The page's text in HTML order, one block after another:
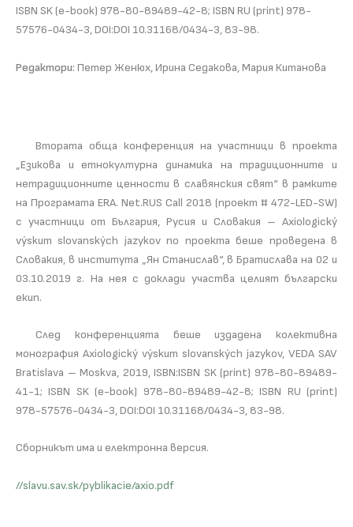
ISBN SK (e-book) 978-80-89489-42-8; ISBN RU (print) 978-
57576-0434-3, DOI:DOI 10.31168/0434-3, 83-98.
Редактори: Петер Женюх, Ирина Седакова, Мария Китанова
Втората обща конференция на участници в проекта
„Езикова и етнокултурна динамика на традиционните и
нетрадиционните ценности в славянския свят“ в рамките
на Програмата ERA. Net.RUS Call 2018 (проект # 472-LED-SW)
с участници от България, Русия и Словакия – Axiologický
výskum slovanských jazykov по проекта беше проведена в
Словакия, в института „Ян Станислав“, в Братислава на 02 и
03.10.2019 г. На нея с доклади участва целият български
екип.
След конференцията беше издадена колективна
монография Axiologický výskum slovanských jazykov, VEDA SAV
Bratislava – Moskva, 2019, ISBN:ISBN SK (print) 978-80-89489-
41-1; ISBN SK (e-book) 978-80-89489-42-8; ISBN RU (print)
978-57576-0434-3, DOI:DOI 10.31168/0434-3, 83-98.
Сборникът има и електронна версия.
//slavu.sav.sk/pyblikacie/axio.pdf